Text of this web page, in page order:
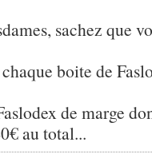
sachez que
boite de
de marge
au total...